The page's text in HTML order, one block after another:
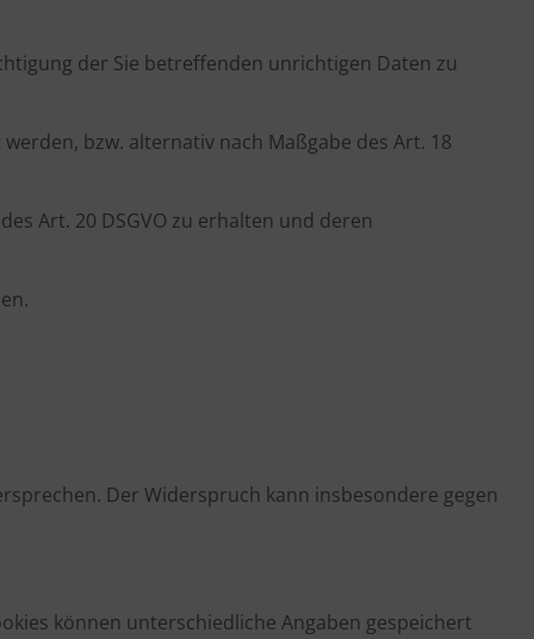
der Sie betreffenden unrichtigen Daten zu
bzw. alternativ nach Maßgabe des Art. 18
Art. 20 DSGVO zu erhalten und deren
Der Widerspruch kann insbesondere gegen
können unterschiedliche Angaben gespeichert